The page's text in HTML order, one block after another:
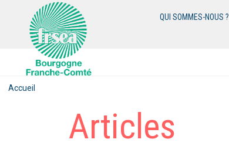
QUI SOMMES-NOUS ?
Accueil
Articles